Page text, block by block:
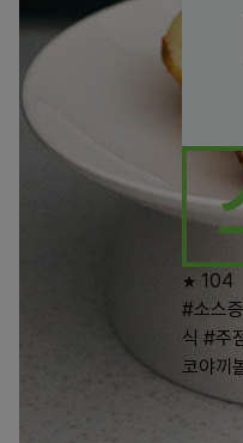
104
#소스
식 #주
코야끼